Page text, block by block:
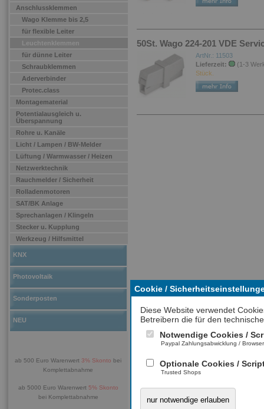
Cookie /
Diese Website verwendet
Betreibern die für den
Notwendige Cookies /
Paypal Zahlungsabwicklung /
Optionale Cookies /
Trusted Shops
nur notwendige erlauben
Anschlussklemmen
Wago Klemme bis 2,5
für flexible Leiter
Leuchtenklemmen
für dünne Leiter
Schraubklemmen
Aderverbinder
Protec.class
Montagematerial
Potentialausgleich u.
Überspannung
Rohre u. Kanäle
Licht / Lampen / BW-Melder
Lüftung / Warmwasser / Heizen
Netzwerktechnik
Rauchmelder / Sicherheit
Rolladenmotoren
SAT/BK Anlage
Sprechanlagen / Klingeln
Stecker u. Kupplung
Werkzeug / Hilfsmittel
KNX
Photovoltaik
Sonderposten
NEU
ab 500 Euro Warenwert 3% Skonto bei
Komplettabnahme
ab 5000 Euro Warenwert 5% Skonto
bei Komplettabnahme
50St. Wago 224-201 VDE
ArtNr.: 11503
Lieferzeit:
(1-3
Stück.